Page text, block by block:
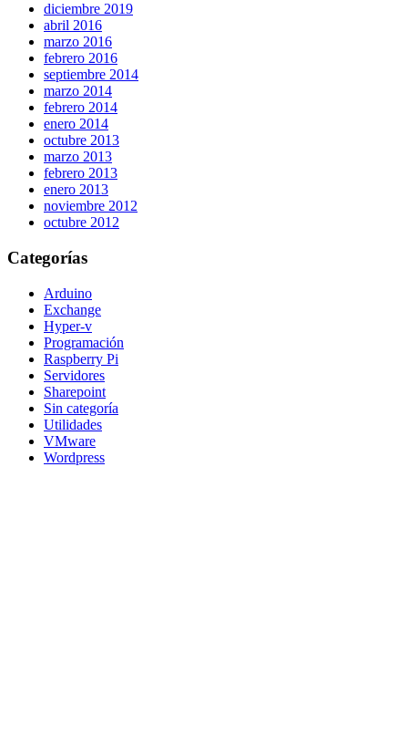
diciembre 2019
abril 2016
marzo 2016
febrero 2016
septiembre 2014
marzo 2014
febrero 2014
enero 2014
octubre 2013
marzo 2013
febrero 2013
enero 2013
noviembre 2012
octubre 2012
Categorías
Arduino
Exchange
Hyper-v
Programación
Raspberry Pi
Servidores
Sharepoint
Sin categoría
Utilidades
VMware
Wordpress